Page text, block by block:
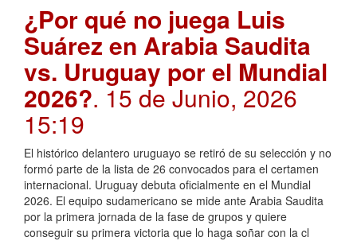
¿Por qué no juega Luis
Suárez en Arabia Saudita
vs. Uruguay por el Mundial
2026?. 15 de Junio, 2026
15:19
El histórico delantero uruguayo se retiró de su selección y no
formó parte de la lista de 26 convocados para el certamen
internacional. Uruguay debuta oficialmente en el Mundial
2026. El equipo sudamericano se mide ante Arabia Saudita
por la primera jornada de la fase de grupos y quiere
conseguir su primera victoria que lo haga soñar con la cl